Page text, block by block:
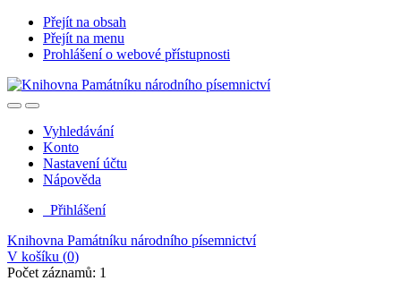
Přejít na obsah
Přejít na menu
Prohlášení o webové přístupnosti
Vyhledávání
Konto
Nastavení účtu
Nápověda
Přihlášení
Knihovna Památníku národního písemnictví
V košíku (0)
Počet záznamů: 1